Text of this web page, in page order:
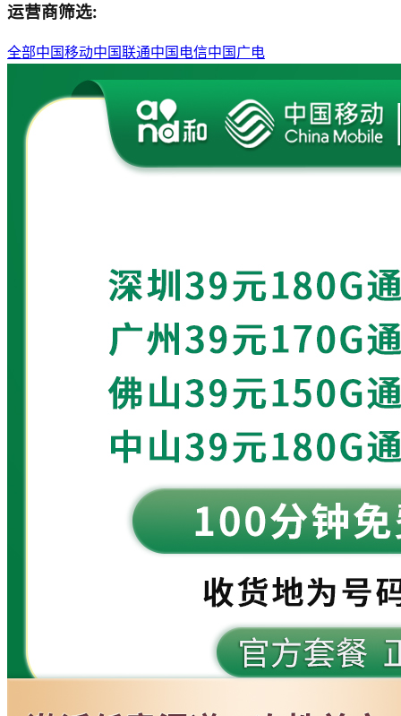
运营商筛选:
全部中国移动中国联通中国电信中国广电